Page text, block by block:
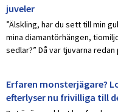
juveler
”Älskling, har du sett till min
mina diamantörhängen,
sedlar?” Då var tjuvarna
Erfaren monsterjägare?
efterlyser nu frivilliga till